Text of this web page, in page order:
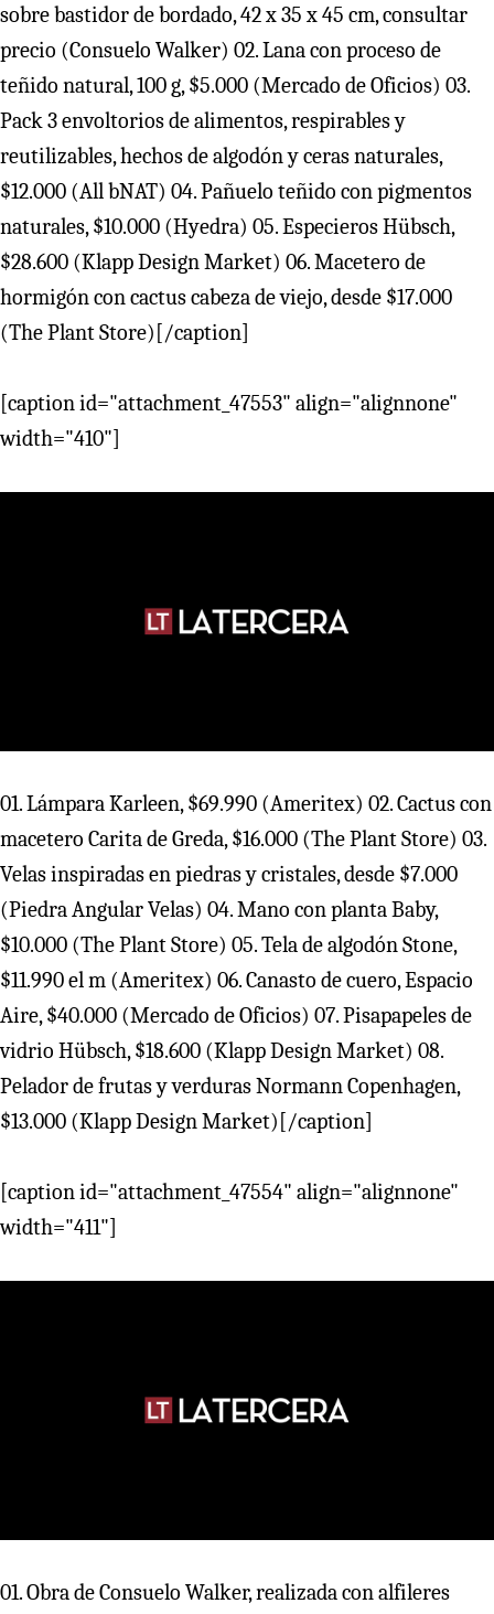
sobre bastidor de bordado, 42 x 35 x 45 cm, consultar
precio (Consuelo Walker) 02. Lana con proceso de
teñido natural, 100 g, $5.000 (Mercado de Oficios) 03.
Pack 3 envoltorios de alimentos, respirables y
reutilizables, hechos de algodón y ceras naturales,
$12.000 (All bNAT) 04. Pañuelo teñido con pigmentos
naturales, $10.000 (Hyedra) 05. Especieros Hübsch,
$28.600 (Klapp Design Market) 06. Macetero de
hormigón con cactus cabeza de viejo, desde $17.000
(The Plant Store)[/caption]
[caption id="attachment_47553" align="alignnone"
width="410"]
01. Lámpara Karleen, $69.990 (Ameritex) 02. Cactus con
macetero Carita de Greda, $16.000 (The Plant Store) 03.
Velas inspiradas en piedras y cristales, desde $7.000
(Piedra Angular Velas) 04. Mano con planta Baby,
$10.000 (The Plant Store) 05. Tela de algodón Stone,
$11.990 el m (Ameritex) 06. Canasto de cuero, Espacio
Aire, $40.000 (Mercado de Oficios) 07. Pisapapeles de
vidrio Hübsch, $18.600 (Klapp Design Market) 08.
Pelador de frutas y verduras Normann Copenhagen,
$13.000 (Klapp Design Market)[/caption]
[caption id="attachment_47554" align="alignnone"
width="411"]
01. Obra de Consuelo Walker, realizada con alfileres